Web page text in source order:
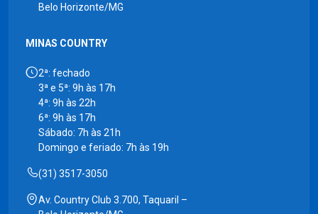
Belo Horizonte/MG
MINAS COUNTRY
2ª: fechado
3ª e 5ª: 9h às 17h
4ª: 9h às 22h
6ª: 9h às 17h
Sábado: 7h às 21h
Domingo e feriado: 7h às 19h
(31) 3517-3050
Av. Country Club 3.700, Taquaril –